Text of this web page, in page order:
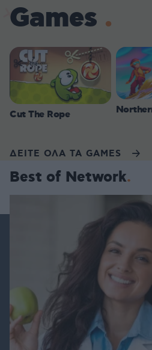
Games
Cut The Rope
ΔΕΙΤΕ ΟΛΑ ΤΑ GAMES
Best of Network